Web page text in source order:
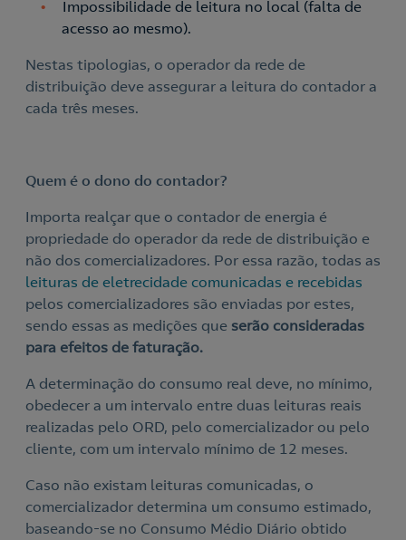
Contacte-nos
Contacte-nos para novas contratações
o
Nós ligamos!
Acepto lapolítica de protección de datos.
Nós ligamos!
Impossibilidade de leitura no local (falta de
acesso ao mesmo).
Nestas tipologias, o operador da rede de
distribuição deve assegurar a leitura do contador a
cada três meses.
Quem é o dono do contador?
Importa realçar que o contador de energia é
propriedade do operador da rede de distribuição e
não dos comercializadores. Por essa razão, todas as
leituras de eletrecidade comunicadas e recebidas
pelos comercializadores são enviadas por estes,
sendo essas as medições que serão consideradas
para efeitos de faturação.
A determinação do consumo real deve, no mínimo,
obedecer a um intervalo entre duas leituras reais
realizadas pelo ORD, pelo comercializador ou pelo
cliente, com um intervalo mínimo de 12 meses.
Caso não existam leituras comunicadas, o
comercializador determina um consumo estimado,
baseando-se no Consumo Médio Diário obtido